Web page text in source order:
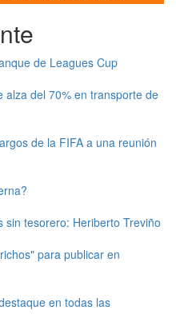
de Leagues Cup
alza del 70% en transporte de
de la FIFA a una reunión
sin tesorero: Heriberto Treviño
para publicar en
en todas las